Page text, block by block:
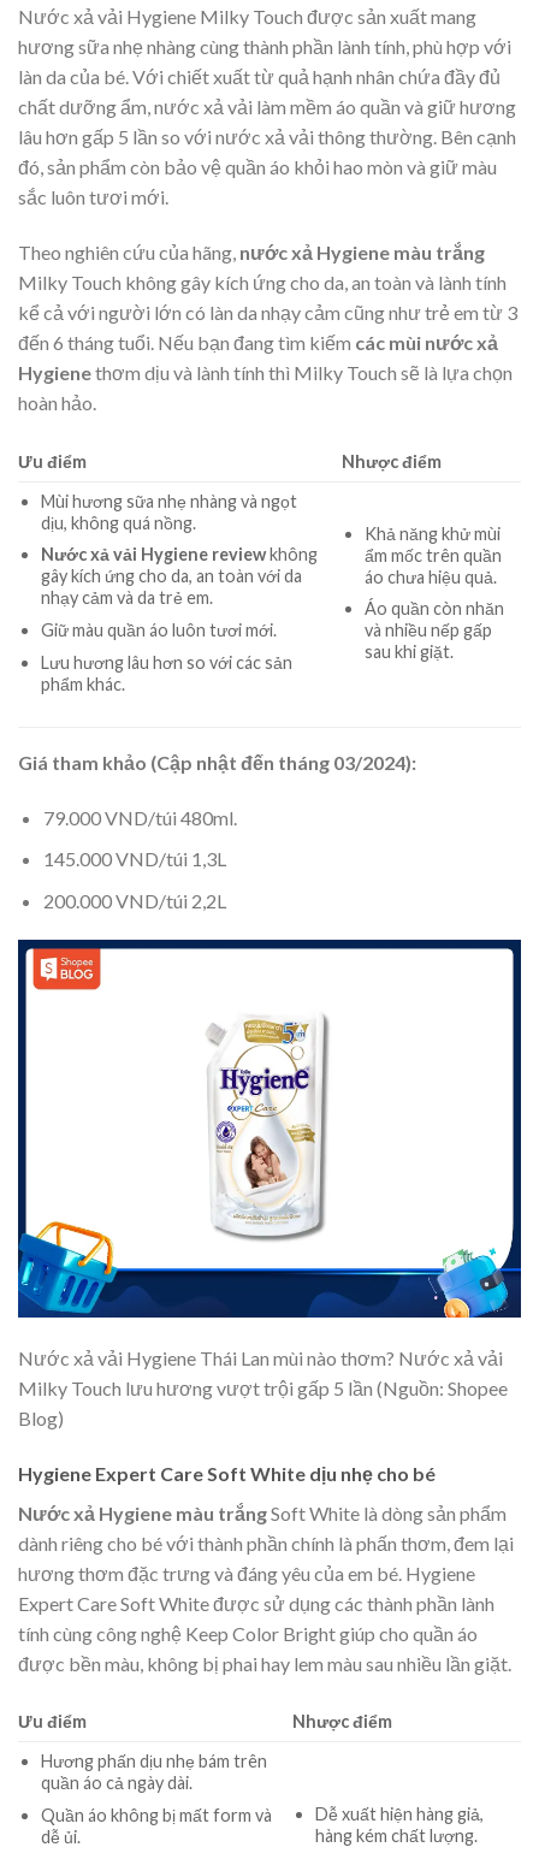
Nước xả vải Hygiene Milky Touch được sản xuất mang
hương sữa nhẹ nhàng cùng thành phần lành tính, phù hợp với
làn da của bé. Với chiết xuất từ quả hạnh nhân chứa đầy đủ
chất dưỡng ẩm, nước xả vải làm mềm áo quần và giữ hương
lâu hơn gấp 5 lần so với nước xả vải thông thường. Bên cạnh
đó, sản phẩm còn bảo vệ quần áo khỏi hao mòn và giữ màu
sắc luôn tươi mới.
Theo nghiên cứu của hãng, nước xả Hygiene màu trắng
Milky Touch không gây kích ứng cho da, an toàn và lành tính
kể cả với người lớn có làn da nhạy cảm cũng như trẻ em từ 3
đến 6 tháng tuổi. Nếu bạn đang tìm kiếm các mùi nước xả
Hygienethơm dịu và lành tính thì Milky Touch sẽ là lựa chọn
hoàn hảo.
Ưu điểm
Nhược điểm
Mùi hương sữa nhẹ nhàng và ngọt
dịu, không quá nồng.
Nước xả vải Hygiene reviewkhông
gây kích ứng cho da, an toàn với da
nhạy cảm và da trẻ em.
Giữ màu quần áo luôn tươi mới.
Lưu hương lâu hơn so với các sản
phẩm khác.
Khả năng khử mùi
ẩm mốc trên quần
áo chưa hiệu quả.
Áo quần còn nhăn
và nhiều nếp gấp
sau khi giặt.
Giá tham khảo (Cập nhật đến tháng 03/2024):
79.000 VND/túi 480ml.
145.000 VND/túi 1,3L
200.000 VND/túi 2,2L
Nước xả vải Hygiene Thái Lan mùi nào thơm? Nước xả vải
Milky Touch lưu hương vượt trội gấp 5 lần (Nguồn: Shopee
Blog)
Hygiene Expert Care Soft White dịu nhẹ cho bé
Nước xả Hygiene màu trắngSoft White là dòng sản phẩm
dành riêng cho bé với thành phần chính là phấn thơm, đem lại
hương thơm đặc trưng và đáng yêu của em bé. Hygiene
Expert Care Soft White được sử dụng các thành phần lành
tính cùng công nghệ Keep Color Bright giúp cho quần áo
được bền màu, không bị phai hay lem màu sau nhiều lần giặt.
Ưu điểm
Nhược điểm
Hương phấn dịu nhẹ bám trên
quần áo cả ngày dài.
Quần áo không bị mất form và
dễ ủi.
Dễ xuất hiện hàng giả,
hàng kém chất lượng.